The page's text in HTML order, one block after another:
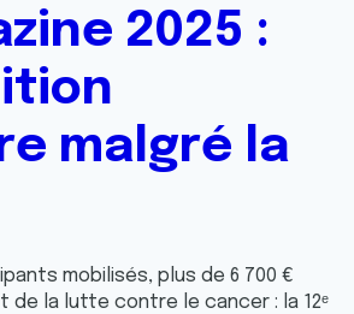
2025 :
malgré la
mobilisés, plus de 6 700 €
la lutte contre le cancer : la 12ᵉ